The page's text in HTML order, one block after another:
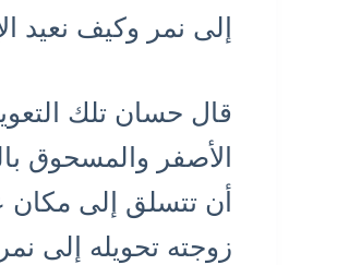
إلى نمر وكيف نعيد
قال حسان تلك
الأصفر والمسحوق
أن تتسلق إلى
زوجته تحويله إلى